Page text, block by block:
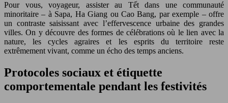
Pour vous, voyageur, assister au Tết dans une communauté
minoritaire – à Sapa, Ha Giang ou Cao Bang, par exemple – offre
un contraste saisissant avec l’effervescence urbaine des grandes
villes. On y découvre des formes de célébrations où le lien avec la
nature, les cycles agraires et les esprits du territoire reste
extrêmement vivant, comme un écho des temps anciens.
Protocoles sociaux et étiquette
comportementale pendant les festivités